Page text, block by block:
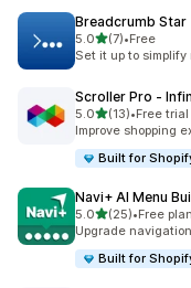
Breadcrumb Star
5.0เต็ม 5 ดาว
(7)
ทั้งหมด 7 รีวิว
•Free
Set it up to simplify
Scroller Pro ‑
5.0เต็ม 5 ดาว
(13)
ทั้งหมด 13 รีวิว
•Free
Improve shopping
Built for
Navi+ AI Menu
5.0เต็ม 5 ดาว
(25)
ทั้งหมด 25 รีวิว
•Free
Upgrade
Built for